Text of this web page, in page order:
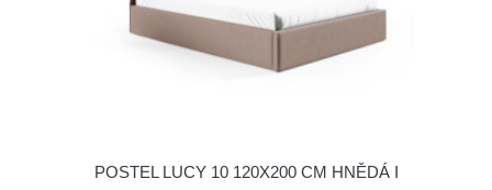
POSTEL LUCY 10 120X200 CM HNĚDÁ I